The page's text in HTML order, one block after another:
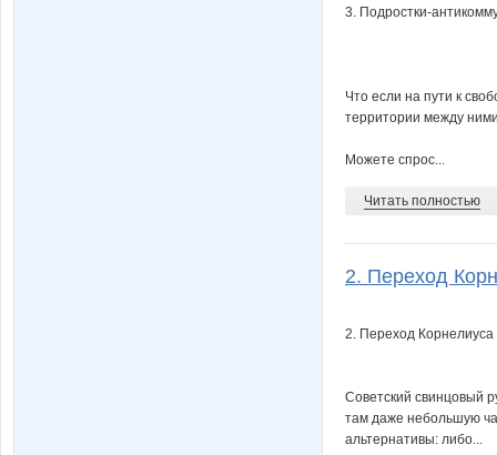
3. Подростки-
Что если на пути к
территории между
Можете спрос...
Читать полностью
2. Переход
2. Переход Корнелиуса
Советский свинцовый
там даже небольшую
альтернативы: либо...